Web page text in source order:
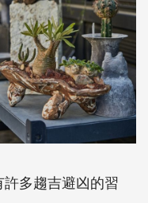
多趨吉避凶的習